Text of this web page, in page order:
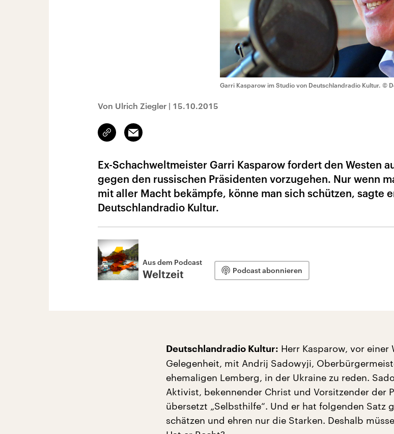
Garri Kasparow im Studio von Deutschlandradio Kultur. ©
Von Ulrich Ziegler | 15.10.2015
Link
kopieren/teilen
Email
Ex-Schachweltmeister Garri Kasparow fordert den Westen
gegen den russischen Präsidenten vorzugehen. Nur wenn
mit aller Macht bekämpfe, könne man sich schützen, sagte
Deutschlandradio Kultur.
Aus dem Podcast
Weltzeit Podcast abonnieren
Deutschlandradio Kultur: Herr Kasparow, vor einer
Gelegenheit, mit Andrij Sadowyji,
ehemaligen Lemberg, in der Ukraine zu reden.
Aktivist, bekennender Christ und Vorsitzender der
übersetzt „Selbsthilfe“. Und er hat folgenden Satz
schätzen und ehren nur die Starken. Deshalb